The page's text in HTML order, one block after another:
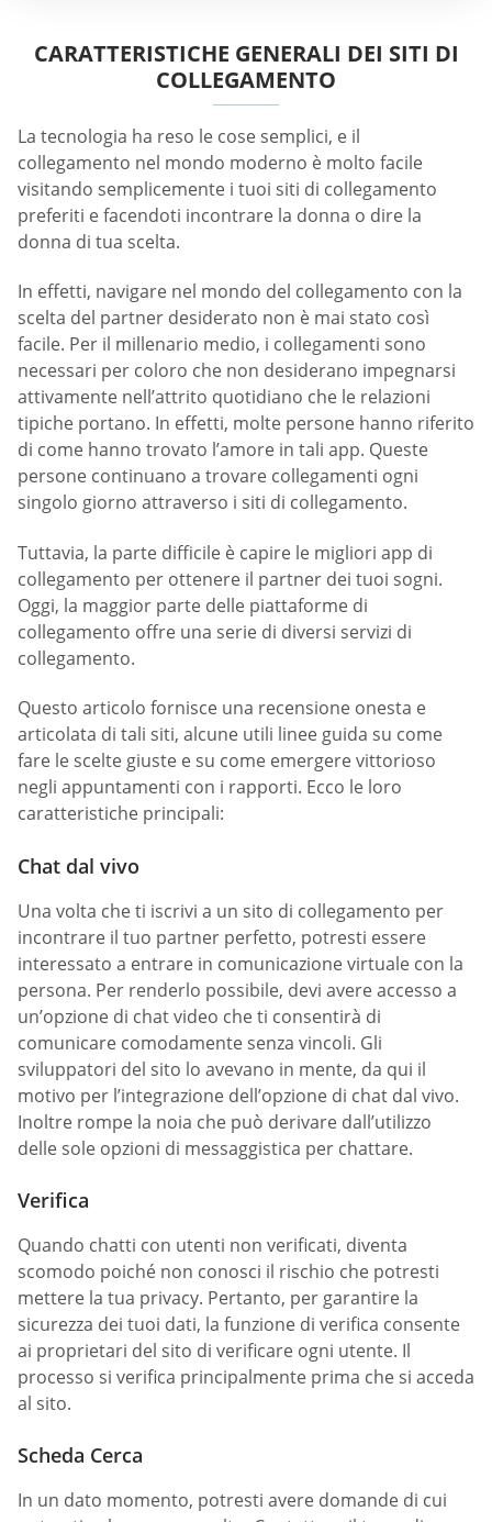
CARATTERISTICHE GENERALI DEI SITI DI
COLLEGAMENTO
La tecnologia ha reso le cose semplici, e il
collegamento nel mondo moderno è molto facile
visitando semplicemente i tuoi siti di collegamento
preferiti e facendoti incontrare la donna o dire la
donna di tua scelta.
In effetti, navigare nel mondo del collegamento con la
scelta del partner desiderato non è mai stato così
facile. Per il millenario medio, i collegamenti sono
necessari per coloro che non desiderano impegnarsi
attivamente nell’attrito quotidiano che le relazioni
tipiche portano. In effetti, molte persone hanno riferito
di come hanno trovato l’amore in tali app. Queste
persone continuano a trovare collegamenti ogni
singolo giorno attraverso i siti di collegamento.
Tuttavia, la parte difficile è capire le migliori app di
collegamento per ottenere il partner dei tuoi sogni.
Oggi, la maggior parte delle piattaforme di
collegamento offre una serie di diversi servizi di
collegamento.
Questo articolo fornisce una recensione onesta e
articolata di tali siti, alcune utili linee guida su come
fare le scelte giuste e su come emergere vittorioso
negli appuntamenti con i rapporti. Ecco le loro
caratteristiche principali:
Chat dal vivo
Una volta che ti iscrivi a un sito di collegamento per
incontrare il tuo partner perfetto, potresti essere
interessato a entrare in comunicazione virtuale con la
persona. Per renderlo possibile, devi avere accesso a
un’opzione di chat video che ti consentirà di
comunicare comodamente senza vincoli. Gli
sviluppatori del sito lo avevano in mente, da qui il
motivo per l’integrazione dell’opzione di chat dal vivo.
Inoltre rompe la noia che può derivare dall’utilizzo
delle sole opzioni di messaggistica per chattare.
Verifica
Quando chatti con utenti non verificati, diventa
scomodo poiché non conosci il rischio che potresti
mettere la tua privacy. Pertanto, per garantire la
sicurezza dei tuoi dati, la funzione di verifica consente
ai proprietari del sito di verificare ogni utente. Il
processo si verifica principalmente prima che si acceda
al sito.
Scheda Cerca
In un dato momento, potresti avere domande di cui